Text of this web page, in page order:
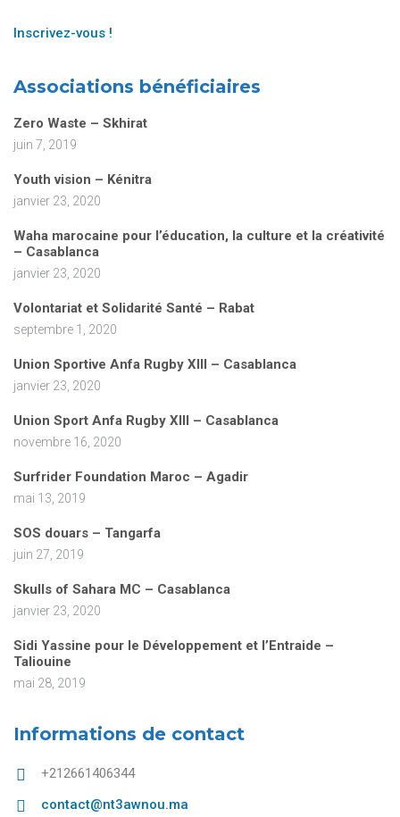
Inscrivez-vous !
Associations bénéficiaires
Zero Waste – Skhirat
juin 7, 2019
Youth vision – Kénitra
janvier 23, 2020
Waha marocaine pour l’éducation, la culture et la créativité
– Casablanca
janvier 23, 2020
Volontariat et Solidarité Santé – Rabat
septembre 1, 2020
Union Sportive Anfa Rugby XIII – Casablanca
janvier 23, 2020
Union Sport Anfa Rugby XIII – Casablanca
novembre 16, 2020
Surfrider Foundation Maroc – Agadir
mai 13, 2019
SOS douars – Tangarfa
juin 27, 2019
Skulls of Sahara MC – Casablanca
janvier 23, 2020
Sidi Yassine pour le Développement et l’Entraide –
Taliouine
mai 28, 2019
Informations de contact
+212661406344
contact@nt3awnou.ma